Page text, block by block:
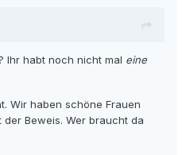
Ihr habt noch nicht mal eine
Wir haben schöne Frauen
Beweis. Wer braucht da